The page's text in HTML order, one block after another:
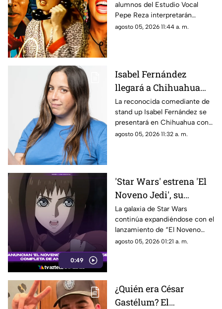
Chihuahua; fecha y
lugar
alumnos del Estudio Vocal
Pepe Reza interpretarán
algunos de los temas más
agosto 05, 2026 11:44 a. m.
Isabel Fernández
llegará a Chihuahua
con su show "Fuera de
Lugar"; fecha y todos
los detalles
La reconocida comediante de
stand up Isabel Fernández se
presentará en Chihuahua con
su espectáculo “Fuera de
agosto 05, 2026 11:32 a. m.
0:49
'Star Wars' estrena 'El
Noveno Jedi', su
primera serie de anime;
esto debes saber
La galaxia de Star Wars
continúa expandiéndose con el
lanzamiento de “El Noveno
Jedi”.
agosto 05, 2026 01:21 a. m.
¿Quién era César
Gastélum? El